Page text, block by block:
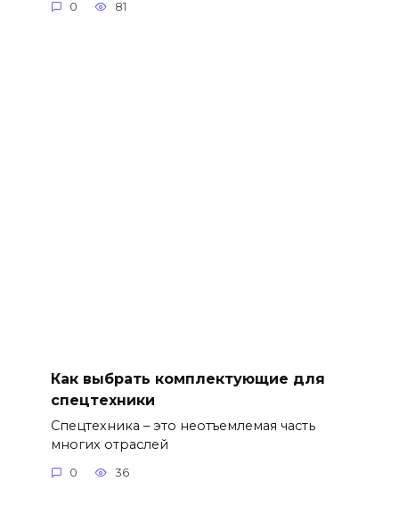
0 81
Как выбрать комплектующие для
спецтехники
Спецтехника – это неотъемлемая часть
многих отраслей
0 36